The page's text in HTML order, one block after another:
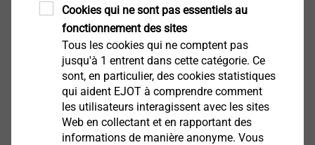
former les talents indispensables à notre
développement : innovation, vision et adaptation
sont nos maîtres mots.
Cookies qui ne sont pas essentiels au
fonctionnement des sites
Tous les cookies qui ne comptent pas
jusqu'à 1 entrent dans cette catégorie. Ce
sont, en particulier, des cookies statistiques
qui aident EJOT à comprendre comment
les utilisateurs interagissent avec les sites
Web en collectant et en rapportant des
informations de manière anonyme. Vous